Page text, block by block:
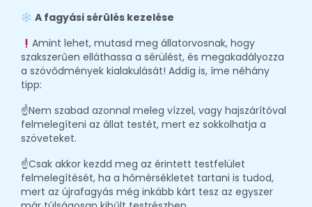
A fagyási sérülés kezelése
Amint lehet, mutasd meg állatorvosnak, hogy
szakszerűen elláthassa a sérülést, és megakadályozza
a szövődmények kialakulását! Addig is, íme néhány
tipp:
☝️Nem szabad azonnal meleg vízzel, vagy hajszárítóval
felmelegíteni az állat testét, mert ez sokkolhatja a
szöveteket.
☝️Csak akkor kezdd meg az érintett testfelület
felmelegítését, ha a hőmérsékletet tartani is tudod,
mert az újrafagyás még inkább kárt tesz az egyszer